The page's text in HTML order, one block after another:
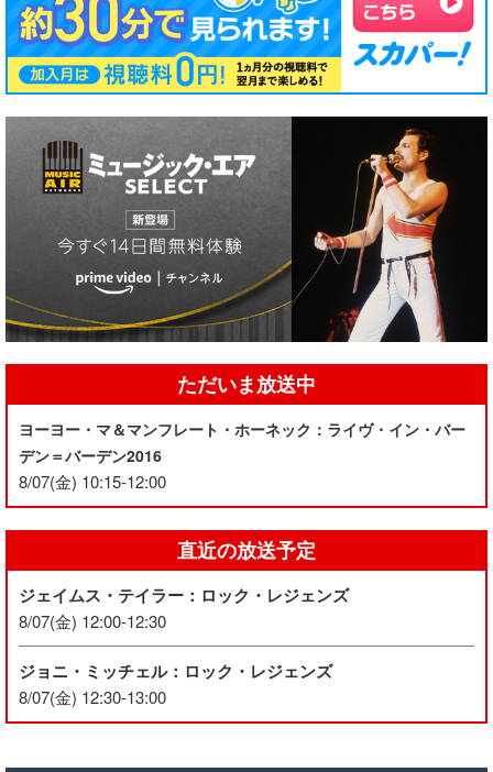
ただいま放送中
ヨーヨー・マ＆マンフレート・ホーネック：ライヴ・イン・バー
デン＝バーデン2016
8/07(金) 10:15-12:00
直近の放送予定
ジェイムス・テイラー：ロック・レジェンズ
8/07(金) 12:00-12:30
ジョニ・ミッチェル：ロック・レジェンズ
8/07(金) 12:30-13:00